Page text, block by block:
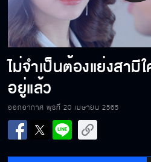
Video
ไม่จำเป็นต้องแย่งสา
อยู่แล้ว
ออกอากาศ พุธที่ 20 เมษายน 2565
คิดว่าฉันกลับม
เป็นหางเสือไ